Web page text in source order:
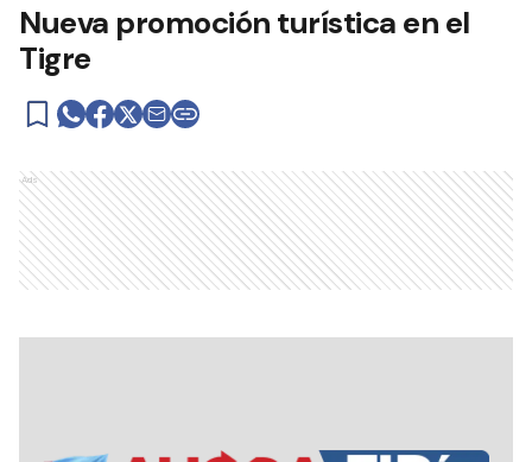
Nueva promoción turística en el
Tigre
Ads